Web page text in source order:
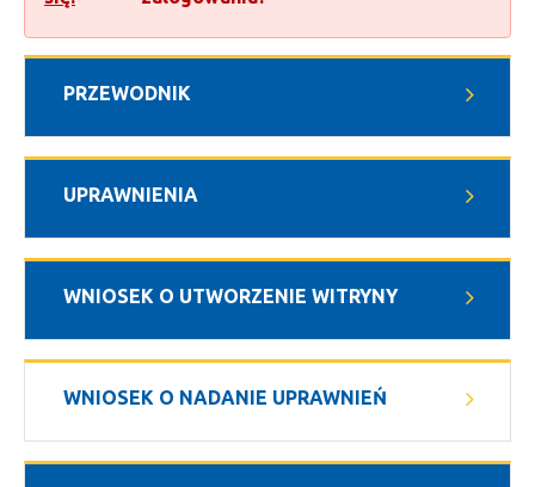
PRZEWODNIK
UPRAWNIENIA
WNIOSEK O UTWORZENIE WITRYNY
WNIOSEK O NADANIE UPRAWNIEŃ